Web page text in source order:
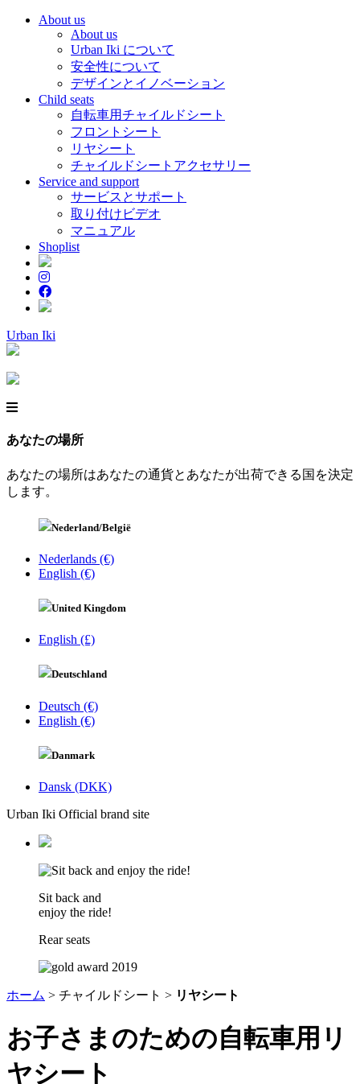
About us
About us
Urban Iki について
安全性について
デザインとイノベーション
Child seats
自転車用チャイルドシート
フロントシート
リヤシート
チャイルドシートアクセサリー
Service and support
サービスとサポート
取り付けビデオ
マニュアル
Shoplist
Urban Iki
あなたの場所
あなたの場所はあなたの通貨とあなたが出荷できる国を決定
します。
Nederland/België
Nederlands (€)
English (€)
United Kingdom
English (£)
Deutschland
Deutsch (€)
English (€)
Danmark
Dansk (DKK)
Urban Iki Official brand site
Sit back and
enjoy the ride!
Rear seats
ホーム > チャイルドシート > リヤシート
お子さまのための自転車用リ
ヤシート